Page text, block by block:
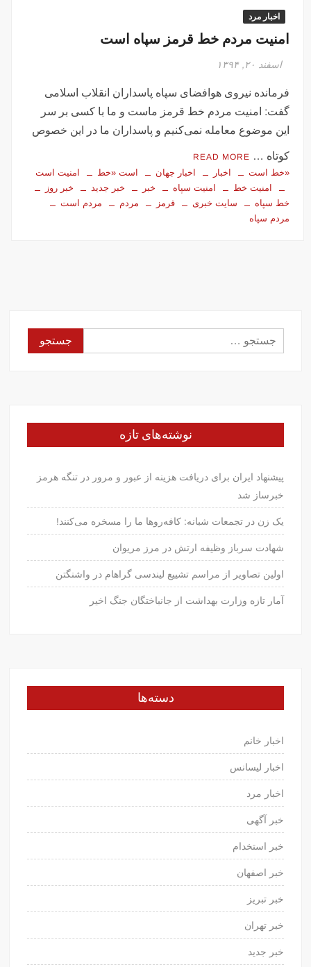
اخبار مرد
امنیت مردم خط قرمز سپاه است
اسفند ۲۰, ۱۳۹۴
فرمانده نیروی هوافضای سپاه پاسداران انقلاب اسلامی
گفت: امنیت مردم خط قرمز ماست و ما با کسی بر سر
این موضوع معامله نمی‌کنیم و پاسداران ما در این خصوص
کوتاه … READ MORE
«خط است اخبار اخبار جهان است «خط
امنیت است
امنیت خط
امنیت سپاه خبر خبر جدید
خبر روز
خط سپاه
سایت خبری قرمز مردم
مردم است
مردم سپاه
جستجو
برای:
نوشته‌های تازه
پیشنهاد ایران برای دریافت هزینه از عبور و مرور در تنگه هرمز
خبرساز شد
یک زن در تجمعات شبانه: کافه‌روها ما را مسخره می‌کنند!
شهادت سرباز وظیفه ارتش در مرز مریوان
اولین تصاویر از مراسم تشییع لیندسی گراهام در واشنگتن
آمار تازه وزارت بهداشت از جانباختگان جنگ اخیر
دسته‌ها
اخبار خانم
اخبار لیسانس
اخبار مرد
خبر آگهی
خبر استخدام
خبر اصفهان
خبر تبریز
خبر تهران
خبر جدید